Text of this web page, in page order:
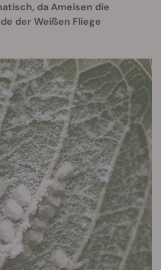
da Ameisen die
der Weißen Fliege